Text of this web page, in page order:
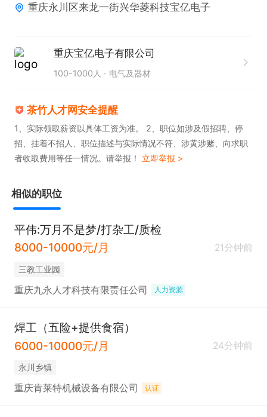
重庆永川区来龙一街兴华菱科技宝亿电子
重庆宝亿电子有限公司
100-1000人 电气及器材
茶竹人才网安全提醒
1、实际领取薪资以具体工资为准。 2、职位如涉及假招聘、停
招、挂着不招人、职位描述与实际情况不符、涉黄涉赌、向求职
者收取费用等任一情况。请举报！ 立即举报 >
相似的职位
平伟:万月不是梦/打杂工/质检
8000-10000元/月
21分钟前
三教工业园
重庆九永人才科技有限责任公司 人力资源
焊工（五险+提供食宿）
6000-10000元/月
24分钟前
永川乡镇
重庆肯莱特机械设备有限公司 认证